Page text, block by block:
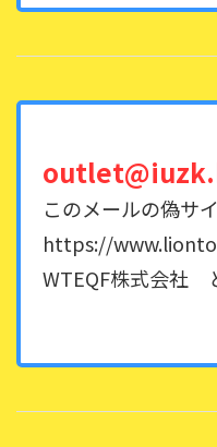
このメールの偽サ
https://
WTEQF株式会社